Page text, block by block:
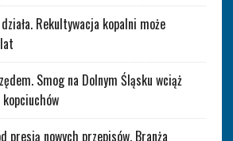
Rekultywacja kopalni może
Smog na Dolnym Śląsku wciąż
presją nowych przepisów. Branża